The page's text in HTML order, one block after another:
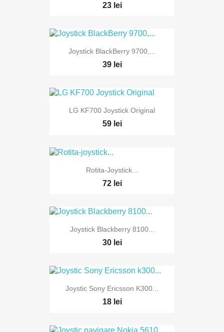
23 lei
Joystick BlackBerry 9700,...
39 lei
LG KF700 Joystick Original
59 lei
Rotita-Joystick...
72 lei
Joystick Blackberry 8100...
30 lei
Joystic Sony Ericsson K300...
18 lei